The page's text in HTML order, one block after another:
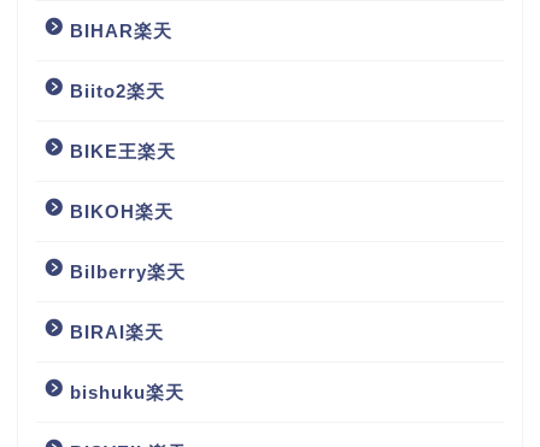
BIHAR楽天
Biito2楽天
BIKE王楽天
BIKOH楽天
Bilberry楽天
BIRAI楽天
bishuku楽天